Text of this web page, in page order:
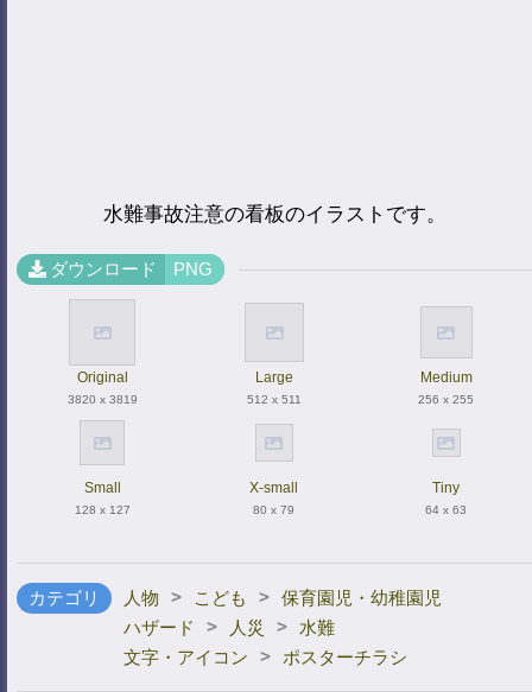
水難事故注意の看板のイラストです。
ダウンロード PNG
Original
3820 x 3819
Large
512 x 511
Medium
256 x 255
Small
128 x 127
X-small
80 x 79
Tiny
64 x 63
カテゴリ 人物 > こども > 保育園児・幼稚園児
ハザード
> 人災 >
水難
文字・アイコン
> ポスターチラシ